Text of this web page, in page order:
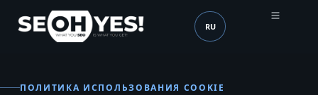
SEOH Язык (mobile header)
RU
ПОЛИТИКА ИСПОЛЬЗОВАНИЯ COOKIE